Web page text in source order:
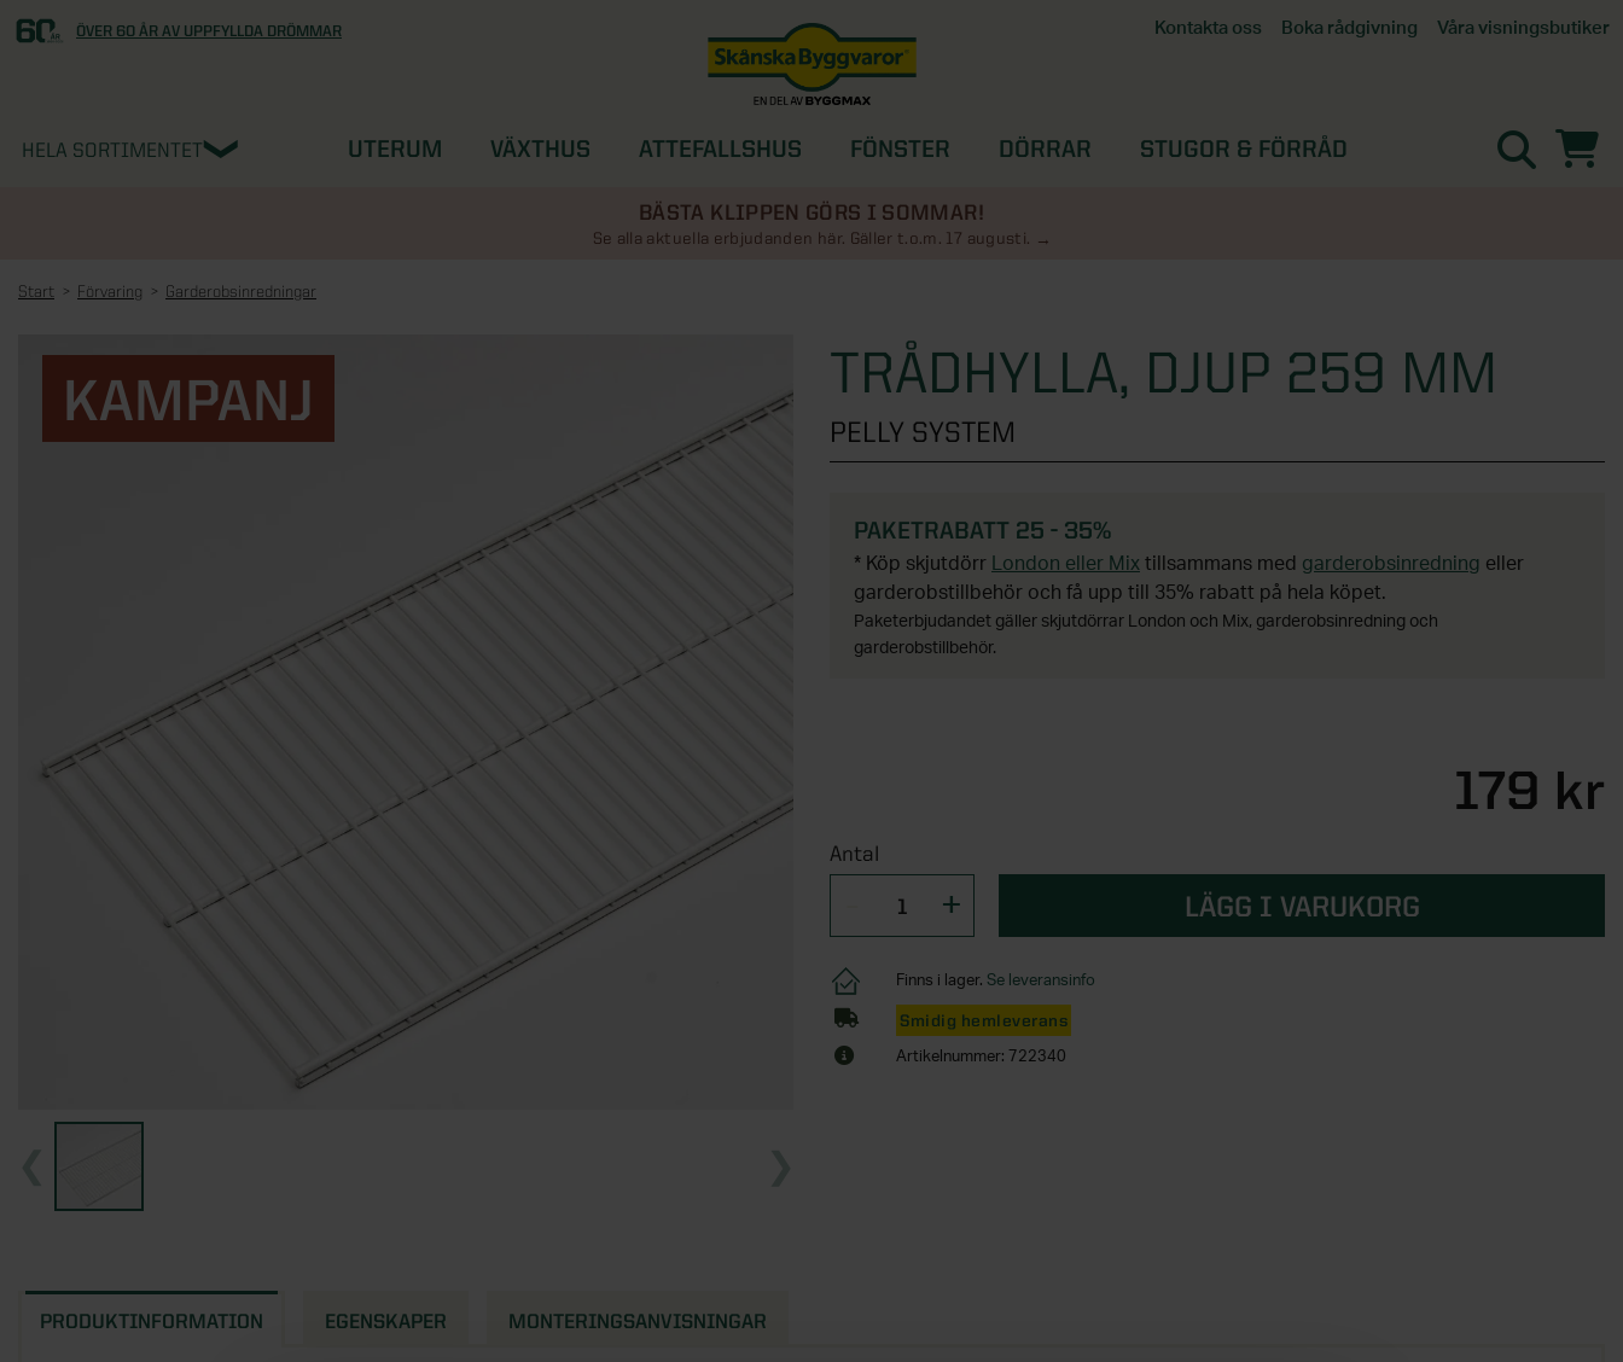
ÖVER 60 ÅR AV UPPFYLLDA DRÖMMAR Kontakta oss Boka rådgivning Våra visningsbutiker
Göteborg
HELA SORTIMENTET UTERUM VÄXTHUS ATTEFALLSHUS FÖNSTER DÖRRAR
STUGOR & FÖRRÅD
BÄSTA KLIPPEN GÖRS I SOMMAR!
Se alla aktuella erbjudanden här. Gäller t.o.m. 17 augusti.
Start Förvaring Garderobsinredningar
KAMPANJ TRÅDHYLLA, DJUP 259 MM
PELLY SYSTEM
PAKETRABATT 25 - 35%
* Köp skjutdörr London eller Mix tillsammans med garderobsinredning eller
garderobstillbehör och få upp till 35% rabatt på hela köpet.
Paketerbjudandet gäller skjutdörrar London och Mix, garderobsinredning och
garderobstillbehör.
179 kr
Antal
LÄGG I VARUKORG
Finns i lager. Se leveransinfo
Smidig hemleverans
Artikelnummer: 722340
PRODUKTINFORMATION EGENSKAPER MONTERINGSANVISNINGAR